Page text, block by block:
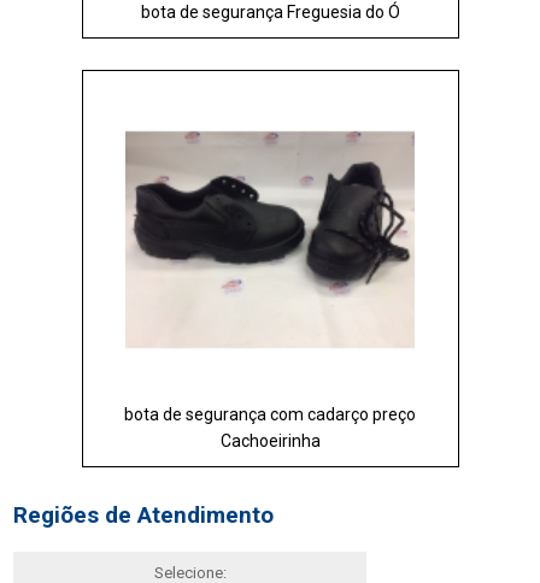
bota de segurança Freguesia do Ó
bota de segurança com cadarço preço
Cachoeirinha
Regiões de Atendimento
Selecione: